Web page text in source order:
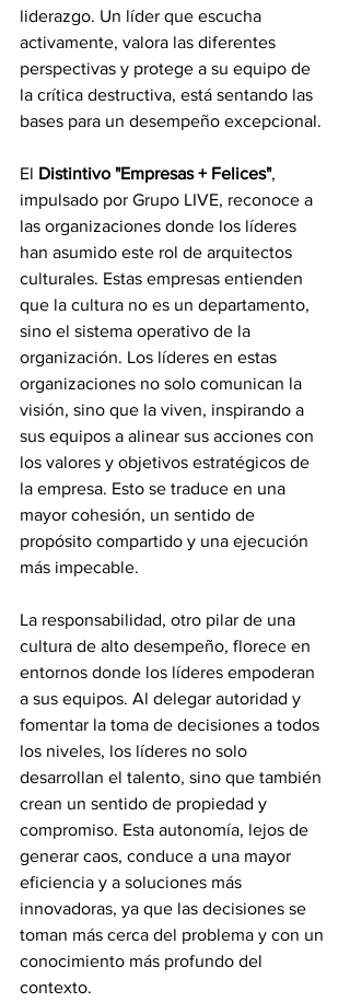
liderazgo. Un líder que escucha
activamente, valora las diferentes
perspectivas y protege a su equipo de
la crítica destructiva, está sentando las
bases para un desempeño excepcional.
El Distintivo "Empresas + Felices",
impulsado por Grupo LIVE, reconoce a
las organizaciones donde los líderes
han asumido este rol de arquitectos
culturales. Estas empresas entienden
que la cultura no es un departamento,
sino el sistema operativo de la
organización. Los líderes en estas
organizaciones no solo comunican la
visión, sino que la viven, inspirando a
sus equipos a alinear sus acciones con
los valores y objetivos estratégicos de
la empresa. Esto se traduce en una
mayor cohesión, un sentido de
propósito compartido y una ejecución
más impecable.
La responsabilidad, otro pilar de una
cultura de alto desempeño, florece en
entornos donde los líderes empoderan
a sus equipos. Al delegar autoridad y
fomentar la toma de decisiones a todos
los niveles, los líderes no solo
desarrollan el talento, sino que también
crean un sentido de propiedad y
compromiso. Esta autonomía, lejos de
generar caos, conduce a una mayor
eficiencia y a soluciones más
innovadoras, ya que las decisiones se
toman más cerca del problema y con un
conocimiento más profundo del
contexto.